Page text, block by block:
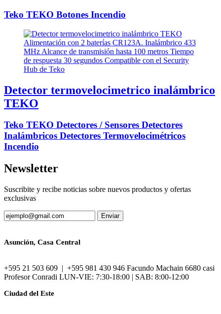
Teko TEKO Botones Incendio
Detector termovelocimetrico inalámbrico
TEKO
Teko TEKO Detectores / Sensores Detectores
Inalámbricos Detectores Termovelocimétricos
Incendio
Newsletter
Suscribite y recibe noticias sobre nuevos productos y ofertas
exclusivas
Asunción, Casa Central
+595 21 503 609 | +595 981 430 946 Facundo Machain 6680 casi
Profesor Conradi LUN-VIE: 7:30-18:00 | SAB: 8:00-12:00
Ciudad del Este